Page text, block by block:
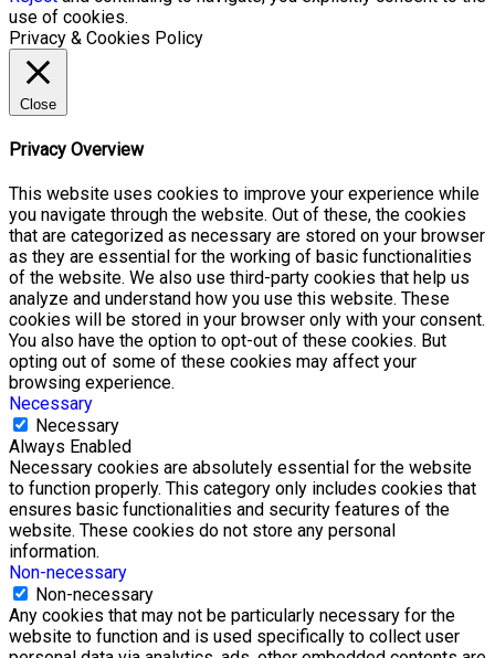
use of cookies.
Privacy & Cookies Policy
Close
Privacy Overview
This website uses cookies to improve your experience while
you navigate through the website. Out of these, the cookies
that are categorized as necessary are stored on your browser
as they are essential for the working of basic functionalities
of the website. We also use third-party cookies that help us
analyze and understand how you use this website. These
cookies will be stored in your browser only with your consent.
You also have the option to opt-out of these cookies. But
opting out of some of these cookies may affect your
browsing experience.
Necessary
Necessary
Always Enabled
Necessary cookies are absolutely essential for the website
to function properly. This category only includes cookies that
ensures basic functionalities and security features of the
website. These cookies do not store any personal
information.
Non-necessary
Non-necessary
Any cookies that may not be particularly necessary for the
website to function and is used specifically to collect user